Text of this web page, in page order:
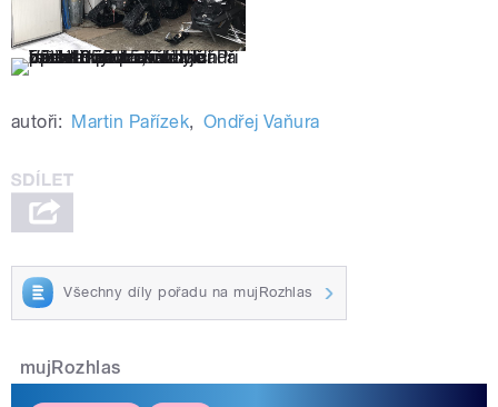
autoři: Martin Pařízek, Ondřej Vaňura
Všechny díly pořadu na mujRozhlas
mujRozhlas